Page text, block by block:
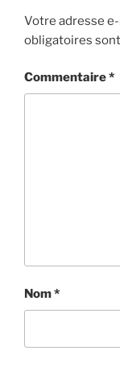
Votre adresse
obligatoires
Commentaire*
Nom*